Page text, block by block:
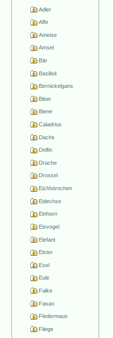
Adler
Affe
Ameise
Amsel
Bär
Basilisk
Bernickelgans
Biber
Biene
Caladrius
Dachs
Delfin
Drache
Drossel
Eichhörnchen
Eidechse
Einhorn
Eisvogel
Elefant
Elster
Esel
Eule
Falke
Fasan
Fledermaus
Fliege